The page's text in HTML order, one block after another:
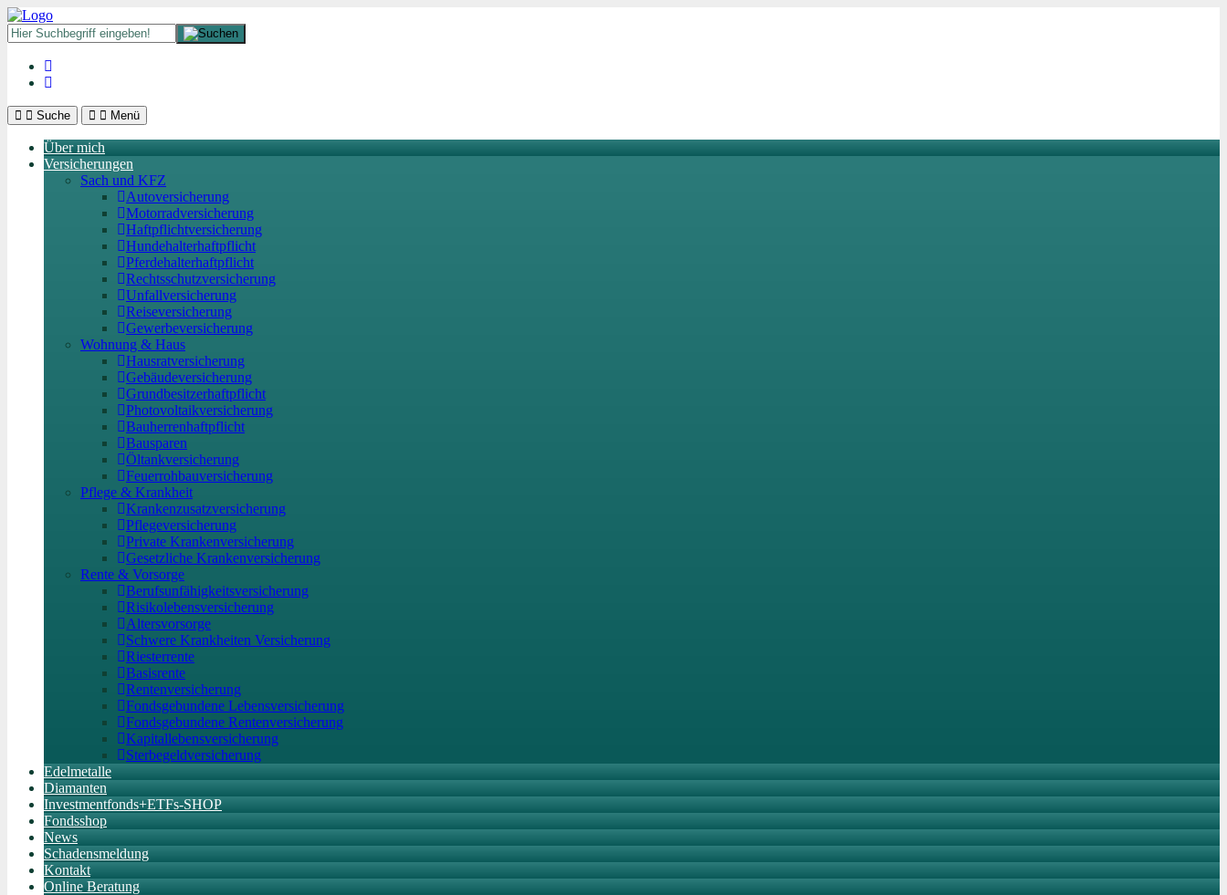
Suche Menü
Über mich
Versicherungen
Sach und KFZ
Autoversicherung
Motorradversicherung
Haftpflichtversicherung
Hundehalterhaftpflicht
Pferdehalterhaftpflicht
Rechtsschutzversicherung
Unfallversicherung
Reiseversicherung
Gewerbeversicherung
Wohnung & Haus
Hausratversicherung
Gebäudeversicherung
Grundbesitzerhaftpflicht
Photovoltaikversicherung
Bauherrenhaftpflicht
Bausparen
Öltankversicherung
Feuerrohbauversicherung
Pflege & Krankheit
Krankenzusatzversicherung
Pflegeversicherung
Private Krankenversicherung
Gesetzliche Krankenversicherung
Rente & Vorsorge
Berufs­unfähigkeitsversicherung
Risikolebensversicherung
Altersvorsorge
Schwere Krankheiten Versicherung
Riesterrente
Basisrente
Rentenversicherung
Fondsgebundene Lebensversicherung
Fondsgebundene Rentenversicherung
Kapitallebensversicherung
Sterbegeldversicherung
Edelmetalle
Diamanten
Investmentfonds+ETFs-SHOP
Fondsshop
News
Schadensmeldung
Kontakt
Online Beratung